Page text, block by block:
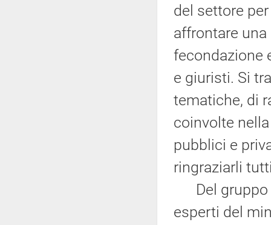
del settore
affrontare
fecondazione
e giuristi. Si
tematiche, di
coinvolte
pubblici e
ringraziarli
Del gruppo
esperti del